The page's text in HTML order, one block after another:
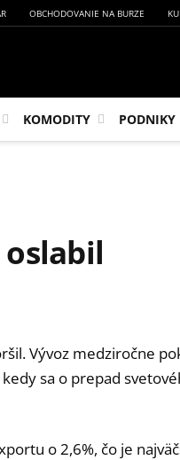
OBCHODOVANIE NA BURZE
KOMODITY PODNIKY
Vývoz medziročne
sa o prepad
o 2,6%, čo je